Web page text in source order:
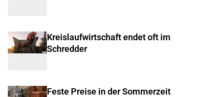
Kreislaufwirtschaft endet oft im
Schredder
Feste Preise in der Sommerzeit